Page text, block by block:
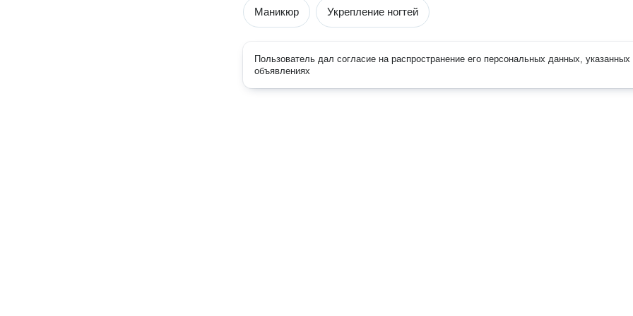
Маникюр Укрепление ногтей
Пользователь дал согласие на распространение его персональных данных, указанных
объявлениях